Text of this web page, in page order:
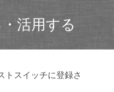
活用する
トスイッチに登録さ